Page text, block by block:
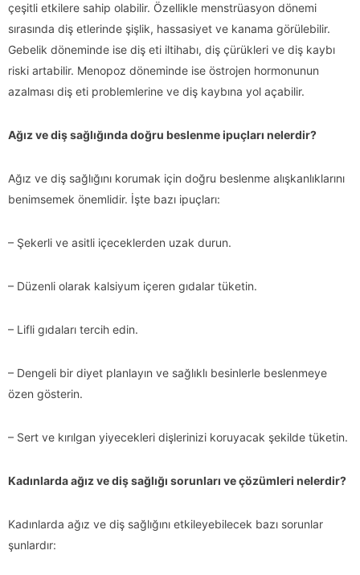
çeşitli etkilere sahip olabilir. Özellikle menstrüasyon dönemi
sırasında diş etlerinde şişlik, hassasiyet ve kanama görülebilir.
Gebelik döneminde ise diş eti iltihabı, diş çürükleri ve diş kaybı
riski artabilir. Menopoz döneminde ise östrojen hormonunun
azalması diş eti problemlerine ve diş kaybına yol açabilir.
Ağız ve diş sağlığında doğru beslenme ipuçları nelerdir?
Ağız ve diş sağlığını korumak için doğru beslenme alışkanlıklarını
benimsemek önemlidir. İşte bazı ipuçları:
– Şekerli ve asitli içeceklerden uzak durun.
– Düzenli olarak kalsiyum içeren gıdalar tüketin.
– Lifli gıdaları tercih edin.
– Dengeli bir diyet planlayın ve sağlıklı besinlerle beslenmeye
özen gösterin.
– Sert ve kırılgan yiyecekleri dişlerinizi koruyacak şekilde tüketin.
Kadınlarda ağız ve diş sağlığı sorunları ve çözümleri nelerdir?
Kadınlarda ağız ve diş sağlığını etkileyebilecek bazı sorunlar
şunlardır: